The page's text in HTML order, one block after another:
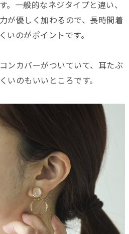
。一般的なネジタイプと違い、
が優しく加わるので、長時間着
いのがポイントです。
ンカバーがついていて、耳たぶ
いのもいいところです。